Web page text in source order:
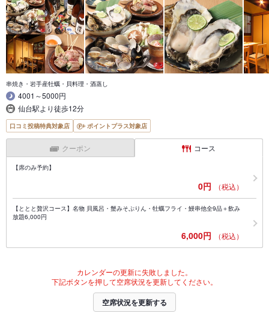
串焼き・岩手産牡蠣・貝料理・酒蒸し
4001～5000円
仙台駅より徒歩12分
口コミ投稿特典対象店 ポイントプラス対象店
クーポン コース
【席のみ予約】
0円 （税込）
【ととと贅沢コース】名物 貝風呂・蟹みそぷりん・牡蠣フライ・鰻串他全9品＋飲み
放題6,000円
6,000円 （税込）
カレンダーの更新に失敗しました。
下記ボタンを押して空席状況を更新してください。
空席状況を更新する